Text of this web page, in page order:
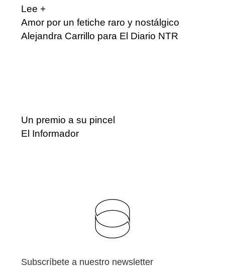
Lee +
Amor por un fetiche raro y nostálgico
Alejandra Carrillo para El Diario NTR
Un premio a su pincel
El Informador
Subscríbete a nuestro newsletter